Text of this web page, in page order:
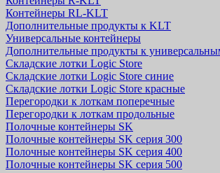
Контейнеры RL-KLT
Дополнительные продукты к KLT
Универсальные контейнеры
Дополнительные продукты к
Складские лотки Logic Store
Складские лотки Logic Store синие
Складские лотки Logic Store красные
Перегородки к лоткам поперечные
Перегородки к лоткам продольные
Полочные контейнеры SK
Полочные контейнеры SK серия 300
Полочные контейнеры SK серия 400
Полочные контейнеры SK серия 500